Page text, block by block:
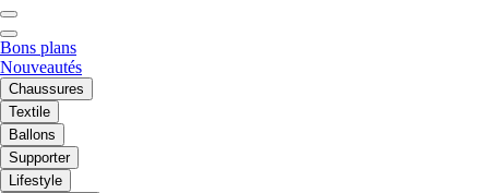
Bons plans
Nouveautés
Chaussures
Textile
Ballons
Supporter
Lifestyle